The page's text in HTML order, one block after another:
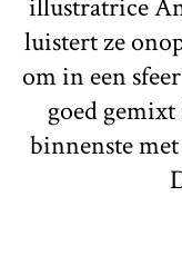
luistert ze
om in een
goed gemixt
binnenste